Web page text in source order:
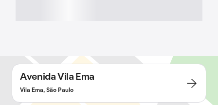
Avenida Vila Ema
Vila Ema, São Paulo